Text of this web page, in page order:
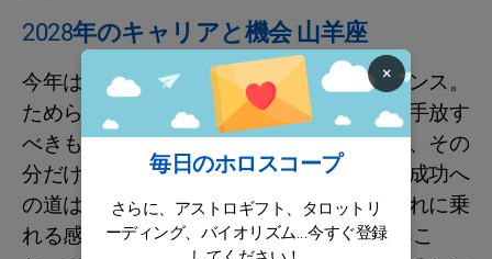
2028年のキャリアと機会 山羊座
今年は仕事で一段上のステージへ進むチャンス。
ためらいより先に、行動を決めていこう。手放す
べきものがあるなら、思い切って整理して、その
分だけ新しい流れに席を譲るといいです。成功へ
の道は、もうすでに整っていて、すっと流れに乗
れる感覚があるはず。 まずは自分を信じるこ
×
毎日のホロスコープ
さらに、アストロギフト、タロットリ
ーディング、バイオリズム...今すぐ登録